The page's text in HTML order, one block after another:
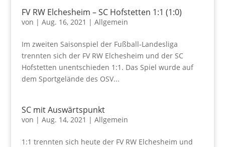
FV RW Elchesheim – SC Hofstetten 1:1 (1:0)
von | Aug. 16, 2021 | Allgemein
Im zweiten Saisonspiel der Fußball-Landesliga
trennten sich der FV RW Elchesheim und der SC
Hofstetten unentschieden 1:1. Das Spiel wurde auf
dem Sportgelände des OSV...
SC mit Auswärtspunkt
von | Aug. 14, 2021 | Allgemein
1:1 trennten sich heute der FV RW Elchesheim und